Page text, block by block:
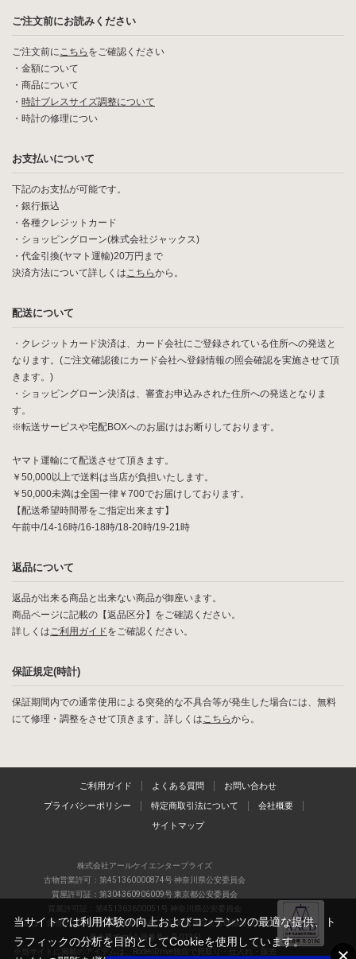
ご注文前にお読みください
ご注文前にこちら をご確認ください
・ 金額について
・ 商品について
・ 時計ブレスサイズ調整について
・ 時計の修理につい
お支払いについて
下記のお支払が可能です。
・銀行振込
・各種クレジットカード
・ショッピングローン(株式会社ジャックス)
・代金引換(ヤマト運輸)20万円まで
決済方法について詳しくはこちらから。
配送について
・クレジットカード決済は、カード会社にご登録されている住所への発送と
なります。(ご注文確認後にカード会社へ登録情報の照会確認を実施させて頂
きます。)
・ショッピングローン決済は、審査お申込みされた住所への発送となりま
す。
※転送サービスや宅配BOXへのお届けはお断りしております。
ヤマト運輸にて配送させて頂きます。
￥50,000以上で送料は当店が負担いたします。
￥50,000未満は全国一律￥700でお届けしております。
【配送希望時間帯をご指定出来ます】
午前中/14-16時/16-18時/18-20時/19-21時
返品について
返品が出来る商品と出来ない商品が御座います。
商品ページに記載の【返品区分】をご確認ください。
詳しくはご利用ガイドをご確認ください。
保証規定(時計)
保証期間内での通常使用による突発的な不具合等が発生した場合には、無料
にて修理・調整をさせて頂きます。詳しくはこちらから。
ご利用ガイド よくある質問 お問い合わせ
プライバシーポリシー 特定商取引法について 会社概要
サイトマップ
株式会社アールケイエンタープライズ
古物営業許可：第451360000874号 神奈川県公安委員会
質屋許可証：第304360906009号 東京都公安委員会
質屋許可証：第451363600051号 神奈川県公安委員会
当店は、偽造品の流通防止を目指すAACD(日本流通自主管理協会)の正会
員企業です(会員番号：R-0196)
※当サイトに掲載のアイテムは、RodeoDrive独自で買取り・仕入れ・販売
当サイトでは利用体験の向上およびコンテンツの最適な提供、ト
ラフィックの分析を目的としてCookieを使用しています。